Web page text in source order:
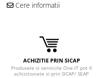
Cere informatii
ACHIZITIE PRIN SICAP
Produsele si serviciile One-IT pot fi
achizitionate si prin SICAP/ SEAP